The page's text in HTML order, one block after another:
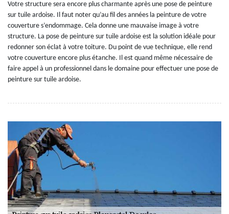
Votre structure sera encore plus charmante après une pose de peinture
sur tuile ardoise. Il faut noter qu’au fil des années la peinture de votre
couverture s’endommage. Cela donne une mauvaise image à votre
structure. La pose de peinture sur tuile ardoise est la solution idéale pour
redonner son éclat à votre toiture. Du point de vue technique, elle rend
votre couverture encore plus étanche. Il est quand même nécessaire de
faire appel à un professionnel dans le domaine pour effectuer une pose de
peinture sur tuile ardoise.